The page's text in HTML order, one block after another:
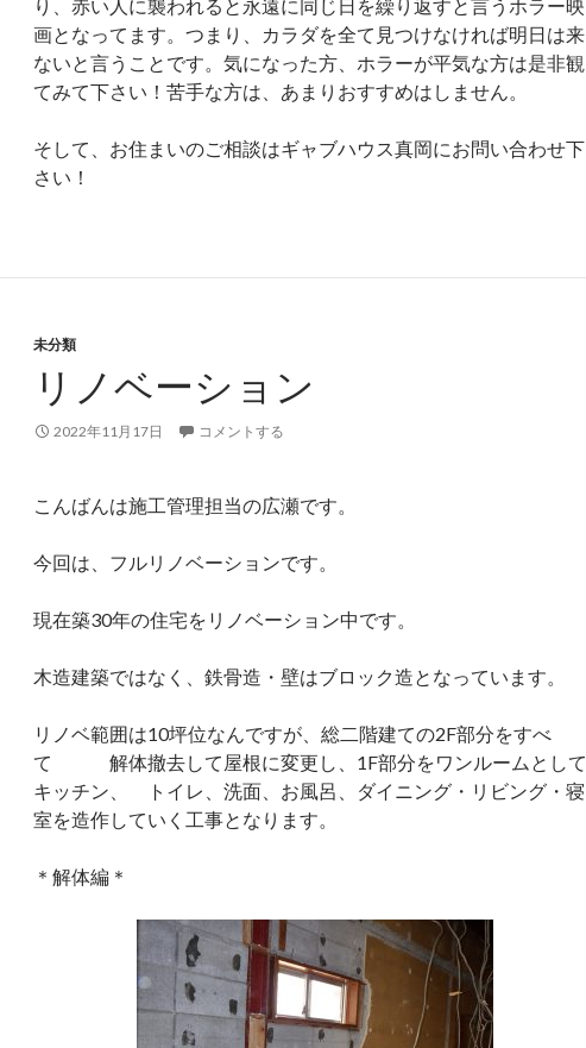
り、赤い人に襲われると永遠に同じ日を繰り返すと言うホラー映
画となってます。つまり、カラダを全て見つけなければ明日は来
ないと言うことです。気になった方、ホラーが平気な方は是非観
てみて下さい！苦手な方は、あまりおすすめはしません。
そして、お住まいのご相談はギャブハウス真岡にお問い合わせ下
さい！
未分類
リノベーション
2022年11月17日 コメントする
こんばんは施工管理担当の広瀬です。
今回は、フルリノベーションです。
現在築30年の住宅をリノベーション中です。
木造建築ではなく、鉄骨造・壁はブロック造となっています。
リノベ範囲は10坪位なんですが、総二階建ての2F部分をすべ
て 解体撤去して屋根に変更し、1F部分をワンルームとして
キッチン、 トイレ、洗面、お風呂、ダイニング・リビング・寝
室を造作していく工事となります。
＊解体編＊